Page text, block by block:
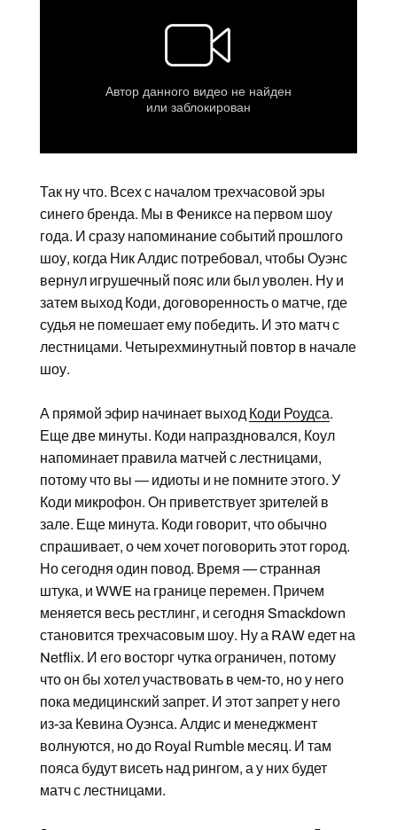
Так ну что. Всех с началом трехчасовой эры
синего бренда. Мы в Фениксе на первом шоу
года. И сразу напоминание событий прошлого
шоу, когда Ник Алдис потребовал, чтобы Оуэнс
вернул игрушечный пояс или был уволен. Ну и
затем выход Коди, договоренность о матче, где
судья не помешает ему победить. И это матч с
лестницами. Четырехминутный повтор в начале
шоу.
А прямой эфир начинает выход Коди Роудса.
Еще две минуты. Коди напраздновался, Коул
напоминает правила матчей с лестницами,
потому что вы — идиоты и не помните этого. У
Коди микрофон. Он приветствует зрителей в
зале. Еще минута. Коди говорит, что обычно
спрашивает, о чем хочет поговорить этот город.
Но сегодня один повод. Время — странная
штука, и WWE на границе перемен. Причем
меняется весь рестлинг, и сегодня Smackdown
становится трехчасовым шоу. Ну а RAW едет на
Netflix. И его восторг чутка ограничен, потому
что он бы хотел участвовать в чем-то, но у него
пока медицинский запрет. И этот запрет у него
из-за Кевина Оуэнса. Алдис и менеджмент
волнуются, но до Royal Rumble месяц. И там
пояса будут висеть над рингом, а у них будет
матч с лестницами.